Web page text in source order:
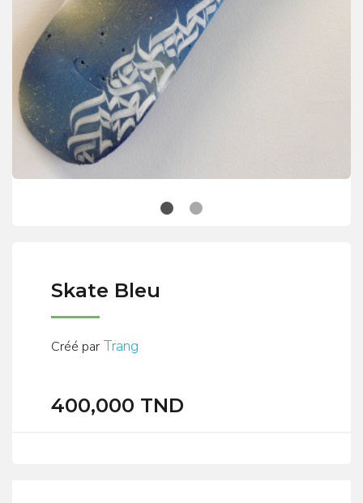
Skate Bleu
Créé par Trang
400,000 TND